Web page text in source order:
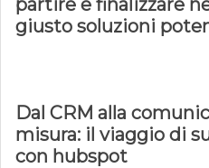
partire e finalizzare
giusto soluzioni
Dal CRM alla
misura: il viaggio di
con hubspot